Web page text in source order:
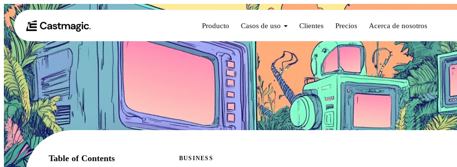
Producto Casos de uso Clientes Precios Acerca de nosotros
Table of Contents BUSINESS